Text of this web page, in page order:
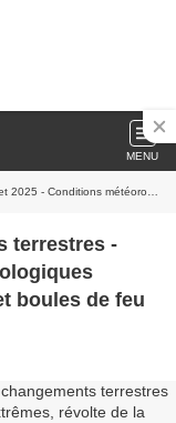
MENU
révolte de la planète et boules de feu
terrestres -
boules de feu